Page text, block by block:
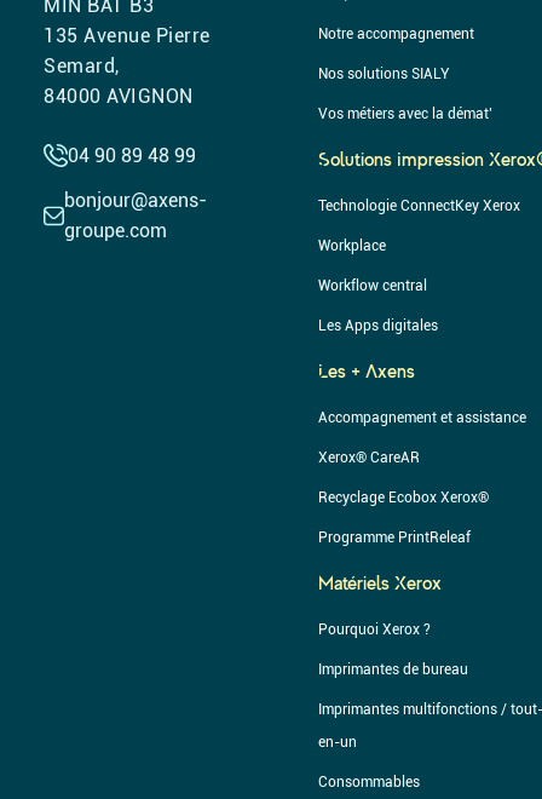
MIN BAT B3
135 Avenue Pierre
Semard,
84000 AVIGNON
04 90 89 48 99
bonjour@axens-
groupe.com
Notre accompagnement
Nos solutions SIALY
Vos métiers avec la démat’
Solutions Impression
Technologie ConnectKey Xerox
Workplace
Workflow central
Les Apps digitales
Les + Axens
Accompagnement et assistance
Xerox® CareAR
Recyclage Ecobox Xerox®
Programme PrintReleaf
Matériels Xerox
Pourquoi Xerox ?
Imprimantes de bureau
Imprimantes multifonctions / tout-
en-un
Consommables